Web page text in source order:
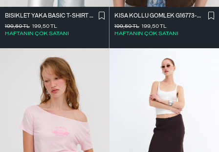
BISIKLET YAKA BASIC T-SHIRT P1002-E8
199,50TL
HAFTANIN ÇOK SATANI
199,50TL
KISA KOLLU GÖMLEK G16773-Z8
199,50TL
HAFTANIN ÇOK SATANI
199,50TL